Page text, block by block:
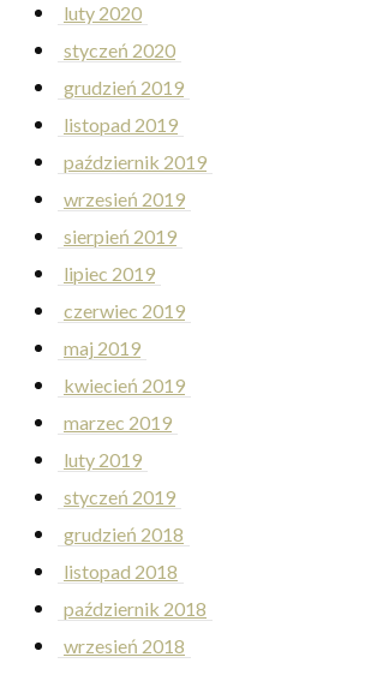
luty 2020
styczeń 2020
grudzień 2019
listopad 2019
październik 2019
wrzesień 2019
sierpień 2019
lipiec 2019
czerwiec 2019
maj 2019
kwiecień 2019
marzec 2019
luty 2019
styczeń 2019
grudzień 2018
listopad 2018
październik 2018
wrzesień 2018